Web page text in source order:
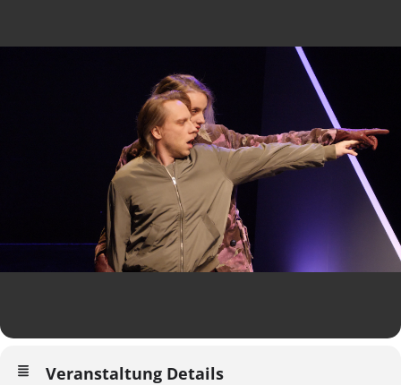
Veranstaltung Details